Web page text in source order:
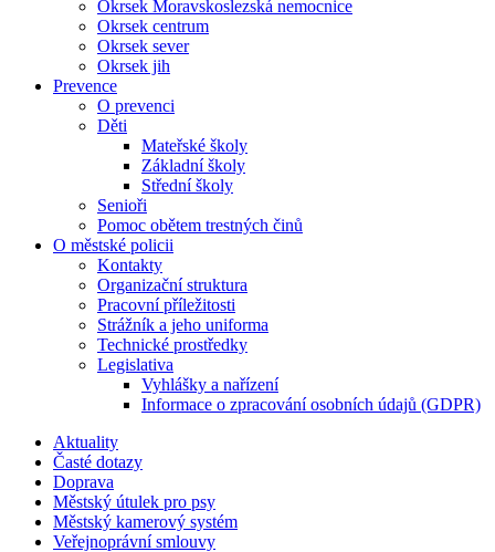
Okrsek Moravskoslezská nemocnice
Okrsek centrum
Okrsek sever
Okrsek jih
Prevence
O prevenci
Děti
Mateřské školy
Základní školy
Střední školy
Senioři
Pomoc obětem trestných činů
O městské policii
Kontakty
Organizační struktura
Pracovní příležitosti
Strážník a jeho uniforma
Technické prostředky
Legislativa
Vyhlášky a nařízení
Informace o zpracování osobních údajů (GDPR)
Aktuality
Časté dotazy
Doprava
Městský útulek pro psy
Městský kamerový systém
Veřejnoprávní smlouvy